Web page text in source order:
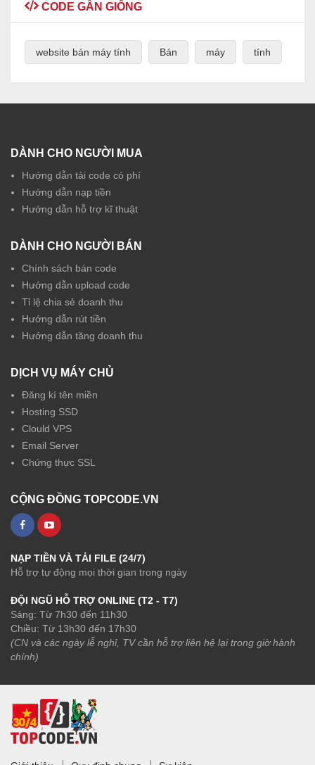
CODE GẦN GIỐNG
website bán máy tính Bán máy tính
DÀNH CHO NGƯỜI MUA
Hướng dẫn tải code có phí
Hướng dẫn nạp tiền
Hướng dẫn hỗ trợ kĩ thuật
DÀNH CHO NGƯỜI BÁN
Chính sách bán code
Hướng dẫn upload code
Tỉ lệ chia sẻ doanh thu
Hướng dẫn rút tiền
Hướng dẫn tăng doanh thu
DỊCH VỤ MÁY CHỦ
Đăng kí tên miền
Hosting SSD
Clould VPS
Email Server
Chứng thực SSL
CỘNG ĐỒNG TOPCODE.VN
NẠP TIỀN VÀ TẢI FILE (24/7)
Hỗ trợ tự động mọi thời gian trong ngày
ĐỘI NGŨ HỖ TRỢ ONLINE (T2 - T7)
Sáng: Từ 7h30 đến 11h30
Chiều: Từ 13h30 đến 17h30
(CN và các ngày lễ nghỉ, TV cần hỗ trợ liên hệ lại trong giờ hành
chính)